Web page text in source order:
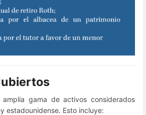
gama de activos considerados
estadounidense. Esto incluye: